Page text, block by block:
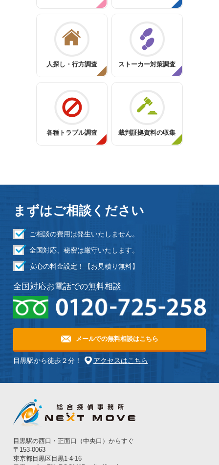
人探し・行方調査 ストーカー対策調査
各種トラブル調査 裁判証拠資料の収集
まずはご相談ください
ご相談の費用は発生いたしません。
全国対応、秘密は厳守いたします。
安心の料⾦設定！【お見積り無料】
全国対応お電話での無料相談
メールでの無料相談はこちら
目黒駅から徒歩２分！ アクセスはこちら
目黒駅の西口・正面口（中央口）からすぐ
〒153-0063
東京都目黒区目黒1-4-16